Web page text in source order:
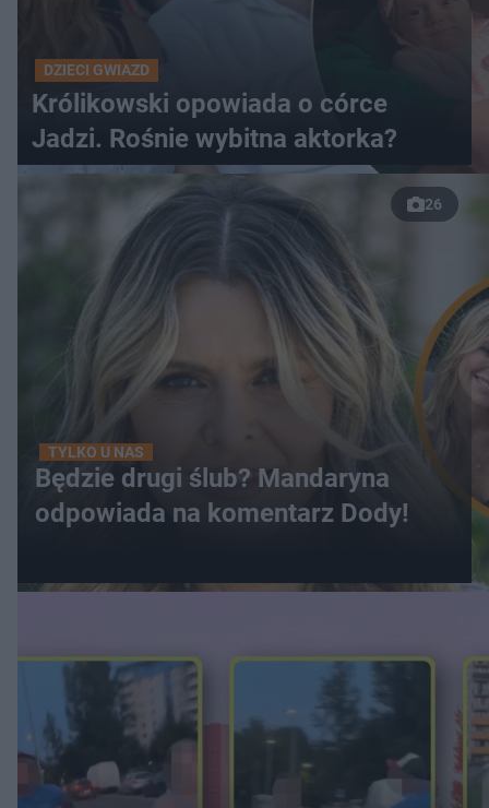
DZIECI GWIAZD
Królikowski opowiada o córce
Jadzi. Rośnie wybitna aktorka?
26
TYLKO U NAS
Będzie drugi ślub? Mandaryna
odpowiada na komentarz Dody!